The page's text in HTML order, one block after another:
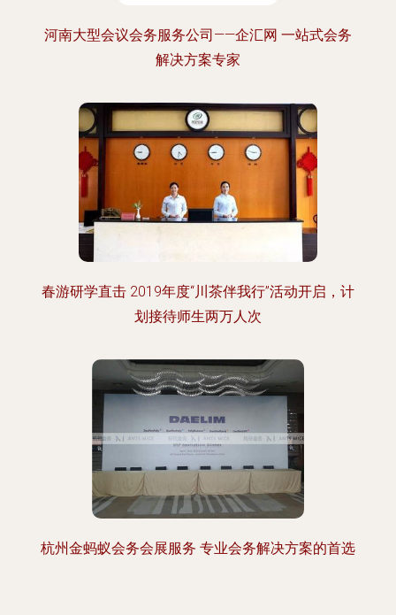
河南大型会议会务服务公司——企汇网 一站式会务
解决方案专家
春游研学直击 2019年度“川茶伴我行”活动开启，计
划接待师生两万人次
杭州金蚂蚁会务会展服务 专业会务解决方案的首选